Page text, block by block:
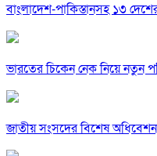
বাংলাদেশ-পাকিস্তানসহ ১৩
ভারতের চিকেন নেক নিয়ে নতুন
জাতীয় সংসদের বিশেষ